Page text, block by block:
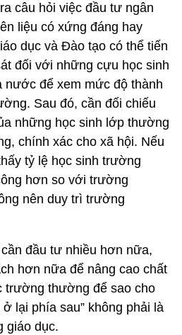
câu hỏi việc đầu tư ngân
liệu có xứng đáng hay
dục và Đào tạo có thể tiến
đối với những cựu học sinh
nước để xem mức độ thành
Sau đó, cần đối chiếu
những học sinh lớp thường
chính xác cho xã hội. Nếu
tỷ lệ học sinh trường
hơn so với trường
nên duy trì trường
đầu tư nhiều hơn nữa,
hơn nữa để nâng cao chất
trường thường để sao cho
lại phía sau” không phải là
giáo dục.